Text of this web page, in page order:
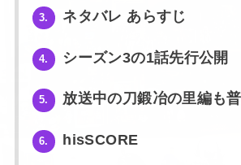
3. ネタバレ あらすじ
4. シーズン3の1話先行公開
5. 放送中の刀鍛冶の里編も
6. hisSCORE